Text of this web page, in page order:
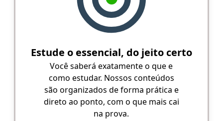
Estude o essencial, do jeito certo
Você saberá exatamente o que e
como estudar. Nossos conteúdos
são organizados de forma prática e
direto ao ponto, com o que mais cai
na prova.